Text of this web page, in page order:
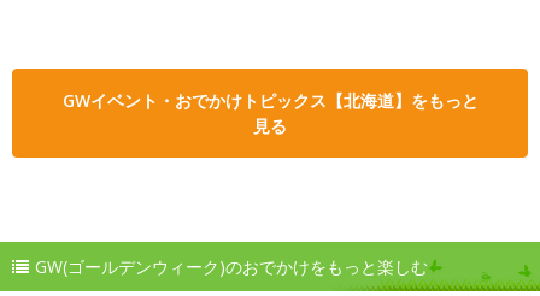
GWイベント・おでかけトピックス【北海道】をもっと
見る
GW(ゴールデンウィーク)のおでかけをもっと楽しむ